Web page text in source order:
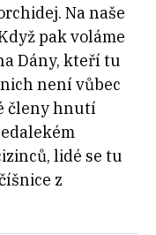
Na naše
pak voláme
Dány, kteří tu
není vůbec
členy hnutí
lidé se tu
z